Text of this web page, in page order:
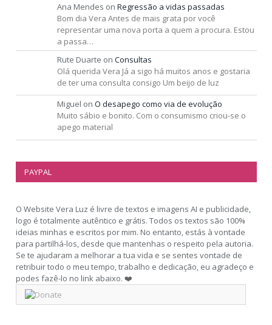
Ana Mendes on Regressão a vidas passadas
Bom dia Vera Antes de mais grata por você
representar uma nova porta a quem a procura. Estou
a passa…
Rute Duarte on Consultas
Olá querida Vera Já a sigo há muitos anos e gostaria
de ter uma consulta consigo Um beijo de luz
Miguel on O desapego como via de evolução
Muito sábio e bonito. Com o consumismo criou-se o
apego material
PAYPAL
O Website Vera Luz é livre de textos e imagens AI e publicidade,
logo é totalmente autêntico e grátis. Todos os textos são 100%
ideias minhas e escritos por mim. No entanto, estás à vontade
para partilhá-los, desde que mantenhas o respeito pela autoria.
Se te ajudaram a melhorar a tua vida e se sentes vontade de
retribuir todo o meu tempo, trabalho e dedicação, eu agradeço e
podes fazê-lo no link abaixo. ❤️